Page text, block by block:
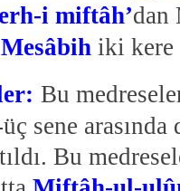
i miftâh’dan
Mesâbih iki
Bu
sene arasında
Bu